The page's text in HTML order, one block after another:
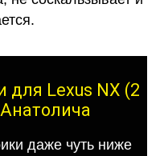
для Lexus NX (2
даже чуть ниже